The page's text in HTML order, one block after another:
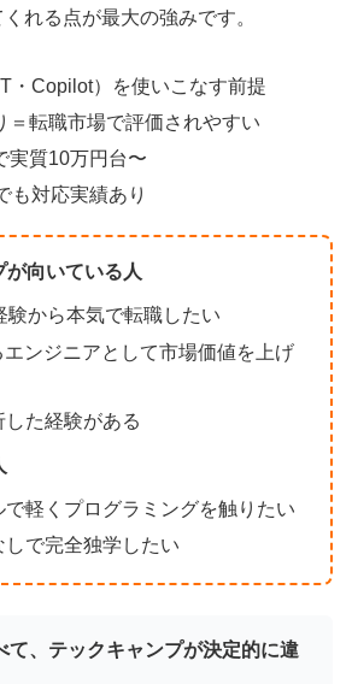
れる点が最大の強みです。
・Copilot）を使いこなす前提
＝転職市場で評価されやすい
実質10万円台〜
も対応実績あり
向いている人
験から本気で転職したい
ンジニアとして市場価値を上げ
した経験がある
で軽くプログラミングを触りたい
しで完全独学したい
て、テックキャンプが決定的に違